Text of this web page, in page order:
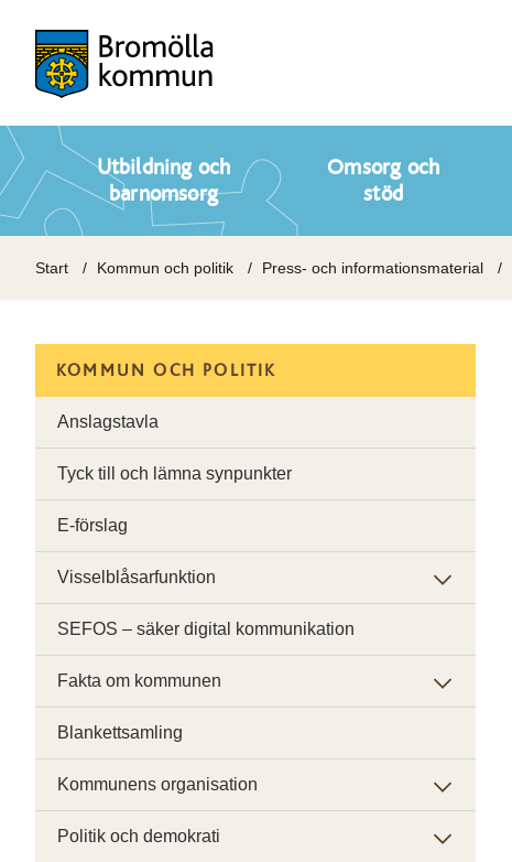
Utbildning och
barnomsorg
Omsorg och
stöd
Start Kommun och politik Press- och informationsmaterial
KOMMUN OCH POLITIK
Anslagstavla
Tyck till och lämna synpunkter
E-förslag
Visselblåsarfunktion
SEFOS – säker digital kommunikation
Fakta om kommunen
Blankettsamling
Kommunens organisation
Politik och demokrati